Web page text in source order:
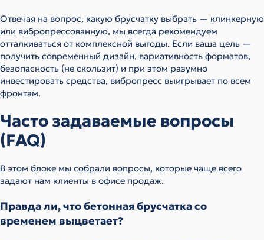
Отвечая на вопрос, какую брусчатку выбрать — клинкерную
или вибропрессованную, мы всегда рекомендуем
отталкиваться от комплексной выгоды. Если ваша цель —
получить современный дизайн, вариативность форматов,
безопасность (не скользит) и при этом разумно
инвестировать средства, вибропресс выигрывает по всем
фронтам.
Часто задаваемые вопросы
(FAQ)
В этом блоке мы собрали вопросы, которые чаще всего
задают нам клиенты в офисе продаж.
Правда ли, что бетонная брусчатка со
временем выцветает?